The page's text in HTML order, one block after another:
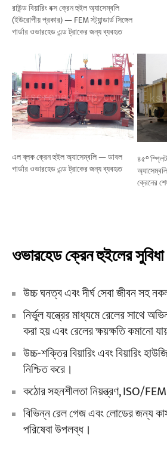
রাউন্ড বিয়ারিং বক্স ক্রেন হুইল অ্যাসেম্বলি
(ইউরোপীয় প্রকার) — FEM স্ট্যান্ডার্ড সিঙ্গেল
গার্ডার ওভারহেড এন্ড ট্রাকের জন্য ব্যবহৃত
এল ব্লক ক্রেন হুইল অ্যাসেম্বলি — ডাবল
গার্ডার ওভারহেড এন্ড ট্রাকের জন্য ব্যবহৃত
৪৫°
ক্রেনের
ওভারহেড ক্রেন হুইলের সুবিধা
উচ্চ ঘনত্ব এবং দীর্ঘ সেবা জীবন সহ
নির্ভুল যন্ত্রের মাধ্যমে রেলের সাথে
করা হয় এবং রেলের ক্ষয়ক্ষতি কমানো
উচ্চ-শক্তির বিয়ারিং এবং বিয়ারিং
নিশ্চিত করে।
কঠোর সহনশীলতা নিয়ন্ত্রণ, ISO/
বিভিন্ন রেল গেজ এবং লোডের জন্য
পরিষেবা উপলব্ধ।